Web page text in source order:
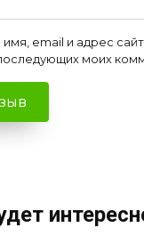
email и адрес
моих